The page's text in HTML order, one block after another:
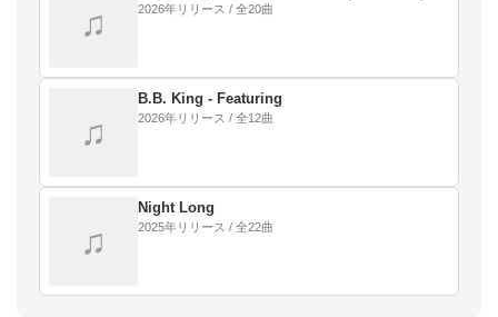
♫ 2026年リリース / 全20曲
♫
B.B. King - Featuring
2026年リリース / 全12曲
♫
Night Long
2025年リリース / 全22曲